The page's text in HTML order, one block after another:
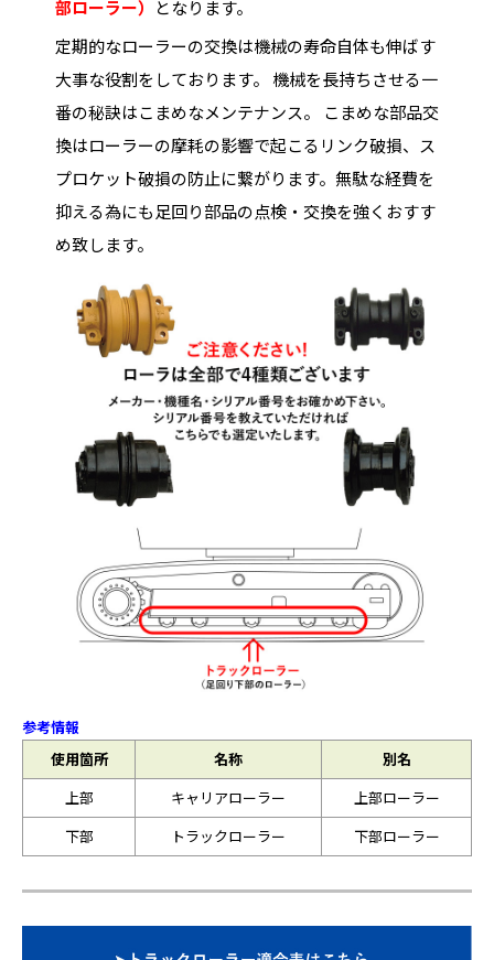
部ローラー）
となります。
定期的なローラーの交換は機械の寿命自体も伸ばす
大事な役割をしております。 機械を長持ちさせる一
番の秘訣はこまめなメンテナンス。 こまめな部品交
換はローラーの摩耗の影響で起こるリンク破損、ス
プロケット破損の防止に繋がります。無駄な経費を
抑える為にも足回り部品の点検・交換を強くおすす
め致します。
参考情報
使用箇所
名称
別名
上部
キャリアローラー
上部ローラー
下部
トラックローラー 下部ローラー